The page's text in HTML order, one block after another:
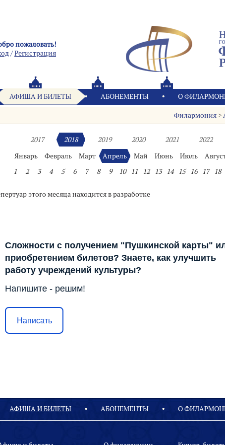
пожаловать!
/Pегистрация
АФИША И БИЛЕТЫ АБОНЕМЕНТЫ О
Филармония >
2017 2018 2019 2020 2021 2022
Январь
Февраль Март Апрель Май Июнь Июль
1
2 3 4 5 6 7 8 9 10 11 12 13 14 15 16 17 18
этого месяца находится в разработке
Сложности с получением "Пушкинской карты"
приобретением билетов? Знаете, как улучшить
работу учреждений культуры?
Напишите - решим!
Написать
АФИША И БИЛЕТЫ АБОНЕМЕНТЫ О